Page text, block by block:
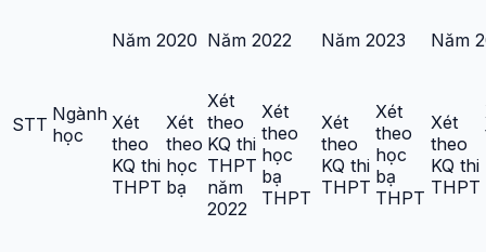
STT Ngành
học
Năm 2020 Năm 2022 Năm 2023 Năm
Xét
theo
KQ thi
THPT
Xét
theo
học
bạ
Xét
theo
KQ thi
THPT
năm
2022
Xét
theo
học
bạ
THPT
Xét
theo
KQ thi
THPT
Xét
theo
học
bạ
THPT
Xét
theo
KQ thi
THPT